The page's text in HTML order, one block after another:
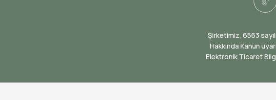
​Şirketimiz, 6563
Hakkında Kanun
Elektronik Ticaret Bilgi